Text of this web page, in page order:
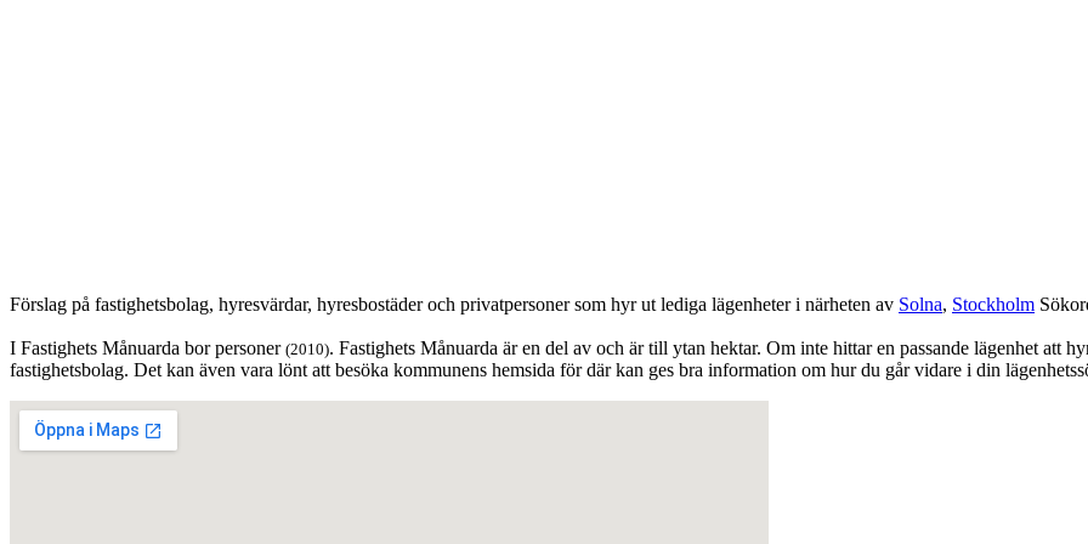
Förslag på fastighetsbolag, hyresvärdar, hyresbostäder och privatpersoner som hyr ut lediga lägenheter i närheten av Solna, Stockholm
I Fastighets Månuarda bor personer (2010). Fastighets Månuarda är en del av och är till ytan hektar. Om inte hittar en passande lägenhet att
fastighetsbolag. Det kan även vara lönt att besöka kommunens hemsida för där kan ges bra information om hur du går vidare i din